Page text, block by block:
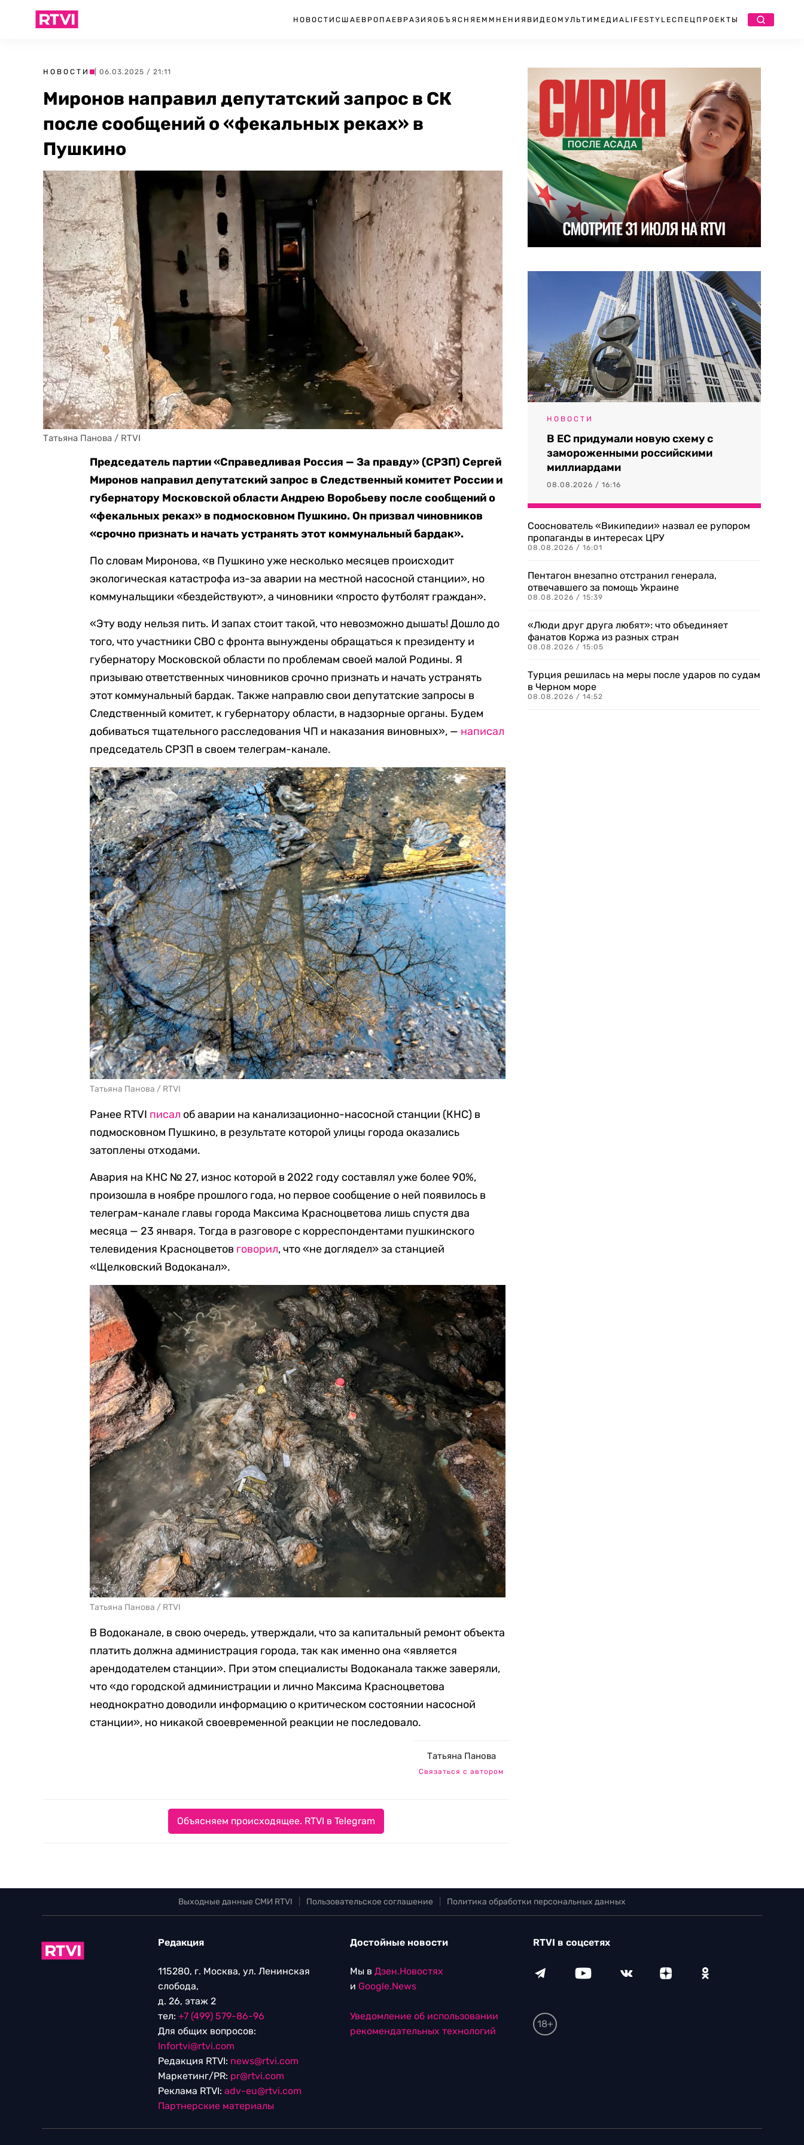
НОВОСТИ США ЕВРОПА ЕВРАЗИЯ ОБЪЯСНЯЕМ МНЕНИЯ ВИДЕО МУЛЬТИМЕДИА LIFESTYLEСПЕЦПРОЕКТЫ
НОВОСТИ | 06.03.2025 / 21:11
Миронов направил депутатский запрос в СК
после сообщений о «фекальных реках» в
Пушкино
Татьяна Панова / RTVI
Председатель партии «Справедливая Россия — За правду» (СРЗП) Сергей
Миронов направил депутатский запрос в Следственный комитет России и
губернатору Московской области Андрею Воробьеву после сообщений о
«фекальных реках» в подмосковном Пушкино. Он призвал чиновников
«срочно признать и начать устранять этот коммунальный бардак».
По словам Миронова, «в Пушкино уже несколько месяцев происходит
экологическая катастрофа из-за аварии на местной насосной станции», но
коммунальщики «бездействуют», а чиновники «просто футболят граждан».
«Эту воду нельзя пить. И запах стоит такой, что невозможно дышать! Дошло до
того, что участники СВО с фронта вынуждены обращаться к президенту и
губернатору Московской области по проблемам своей малой Родины. Я
призываю ответственных чиновников срочно признать и начать устранять
этот коммунальный бардак. Также направлю свои депутатские запросы в
Следственный комитет, к губернатору области, в надзорные органы. Будем
добиваться тщательного расследования ЧП и наказания виновных», — написал
председатель СРЗП в своем телеграм-канале.
Татьяна Панова / RTVI
Ранее RTVI писал об аварии на канализационно-насосной станции (КНС) в
подмосковном Пушкино, в результате которой улицы города оказались
затоплены отходами.
Авария на КНС № 27, износ которой в 2022 году составлял уже более 90%,
произошла в ноябре прошлого года, но первое сообщение о ней появилось в
телеграм-канале главы города Максима Красноцветова лишь спустя два
месяца — 23 января. Тогда в разговоре с корреспондентами пушкинского
телевидения Красноцветов говорил, что «не доглядел» за станцией
«Щелковский Водоканал».
Татьяна Панова / RTVI
В Водоканале, в свою очередь, утверждали, что за капитальный ремонт объекта
платить должна администрация города, так как именно она «является
арендодателем станции». При этом специалисты Водоканала также заверяли,
что «до городской администрации и лично Максима Красноцветова
неоднократно доводили информацию о критическом состоянии насосной
станции», но никакой своевременной реакции не последовало.
Татьяна Панова
Связаться с автором
Объясняем происходящее. RTVI в Telegram
НОВОСТИ
В ЕС придумали новую схему с
замороженными российскими
миллиардами
08.08.2026 / 16:16
Сооснователь «Википедии» назвал ее рупором
пропаганды в интересах ЦРУ
08.08.2026 / 16:01
Пентагон внезапно отстранил генерала,
отвечавшего за помощь Украине
08.08.2026 / 15:39
«Люди друг друга любят»: что объединяет
фанатов Коржа из разных стран
08.08.2026 / 15:05
Турция решилась на меры после ударов по судам
в Черном море
08.08.2026 / 14:52
Выходные данные СМИ RTVI Пользовательское соглашение Политика обработки персональных данных
Редакция
115280, г. Москва, ул. Ленинская
слобода,
д. 26, этаж 2
тел: +7 (499) 579-86-96
Для общих вопросов:
Infortvi@rtvi.com
Редакция RTVI: news@rtvi.com
Маркетинг/PR: pr@rtvi.com
Реклама RTVI: adv-eu@rtvi.com
Партнерские материалы
Достойные новости
Мы в Дзен.Новостях
и Google.News
Уведомление об использовании
рекомендательных технологий
RTVI в соцсетях
18+